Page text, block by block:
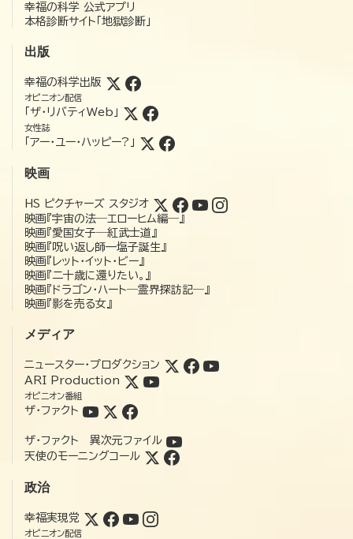
幸福の科学 公式アプリ
本格診断サイト「地獄診断」
出版
幸福の科学出版
オピニオン配信
「ザ・リバティWeb」
女性誌
「アー・ユー・ハッピー?」
映画
HS ピクチャーズ スタジオ
映画『宇宙の法―エローヒム編―』
映画『愛国女子―紅武士道』
映画『呪い返し師—塩子誕生』
映画『レット・イット・ビー』
映画『二十歳に還りたい。』
映画『ドラゴン・ハート―霊界探訪記―』
映画『影を売る女』
メディア
ニュースター・プロダクション
ARI Production
オピニオン番組
ザ・ファクト
ザ・ファクト 異次元ファイル
天使のモーニングコール
政治
幸福実現党
オピニオン配信